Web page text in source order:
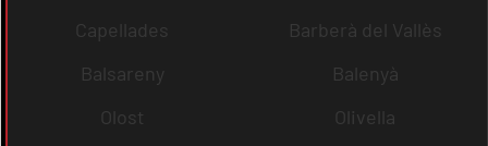
Capellades
Barberà del Vallès
Balsareny
Balenyà
Olost
Olivella